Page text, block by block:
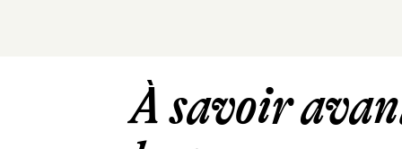
À savoir